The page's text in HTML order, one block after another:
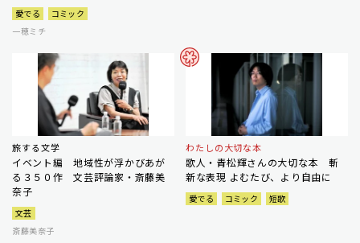
愛でる
コミック
一穂ミチ
旅する文学
イベント編 地域性が浮かびあが
る３５０作 文芸評論家・斎藤美
奈子
文芸
斎藤美奈子
わたしの大切な本
歌人・青松輝さんの大切な本 斬
新な表現 よむたび、より自由に
愛でる コミック 短歌